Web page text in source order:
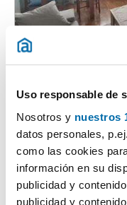
Uso responsable de
Nosotros y nuestros
datos personales,
como las cookies
información en su
publicidad y
publicidad y
990€
Los Castros - Castrillón,